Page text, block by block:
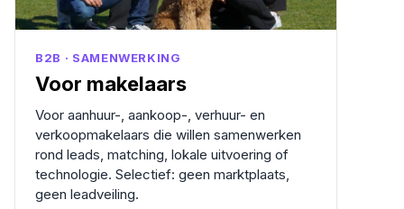
B2B · SAMENWERKING
Voor makelaars
Voor aanhuur-, aankoop-, verhuur- en
verkoopmakelaars die willen samenwerken
rond leads, matching, lokale uitvoering of
technologie. Selectief: geen marktplaats,
geen leadveiling.